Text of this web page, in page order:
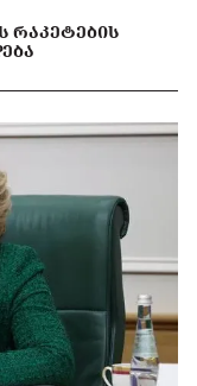
ᲠᲐᲙᲔᲢᲔᲑᲘᲡ